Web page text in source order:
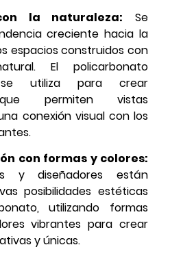
la naturaleza: Se
creciente hacia la
espacios construidos con
El policarbonato
se utiliza para crear
permiten vistas
conexión visual con los
con formas y colores:
y diseñadores están
posibilidades estéticas
utilizando formas
vibrantes para crear
y únicas.